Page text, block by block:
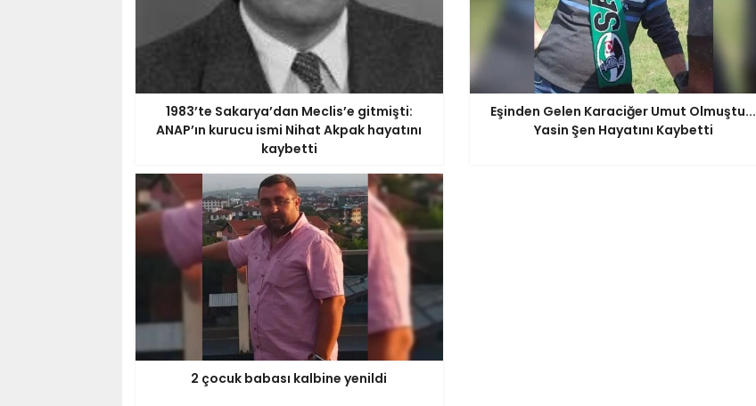
1983’te Sakarya’dan Meclis’e gitmişti:
ANAP’ın kurucu ismi Nihat Akpak hayatını
kaybetti
Eşinden Gelen Karaciğer Umut Olmuştu...
Yasin Şen Hayatını Kaybetti
2 çocuk babası kalbine yenildi